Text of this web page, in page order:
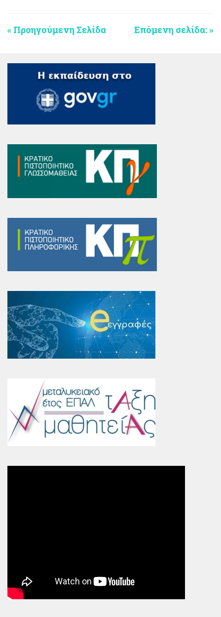
« Προηγούμενη Σελίδα Επόμενη σελίδα: »